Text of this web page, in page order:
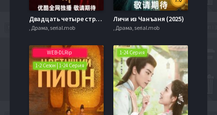
Двадцать четыре стратегии Чанъаня (2025)
, Драма, serial.mob
Личи из Чанъаня (2025)
, Драма, serial.mob
WEB-DLRip
1-2 Сезон | 1-24 Серия
1-24 Серия